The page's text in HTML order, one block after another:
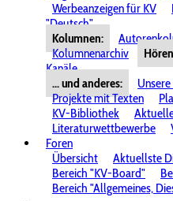
Werbeanzeigen für KV
"Deutsch"
Kolumnen:
Kolumnenarchiv
Kanäle
... und anderes:
Projekte mit Texten
KV-Bibliothek
Literaturwettbewerbe
Foren
Übersicht
Aktuellste
Bereich "KV-Board"
Bereich "Allgemeines,